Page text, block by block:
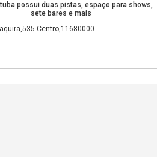
possui duas pistas, espaço para shows,
sete bares e mais
Centro,11680000